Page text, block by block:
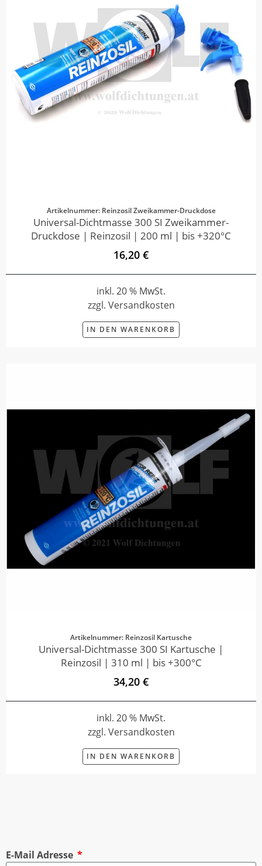
Artikelnummer: Reinzosil Zweikammer-Druckdose
Universal-Dichtmasse 300 SI Zweikammer-
Druckdose | Reinzosil | 200 ml | bis +320°C
16,20 €
inkl. 20 % MwSt.
zzgl. Versandkosten
IN DEN WARENKORB
Artikelnummer: Reinzosil Kartusche
Universal-Dichtmasse 300 SI Kartusche |
Reinzosil | 310 ml | bis +300°C
34,20 €
inkl. 20 % MwSt.
zzgl. Versandkosten
IN DEN WARENKORB
E-Mail Adresse